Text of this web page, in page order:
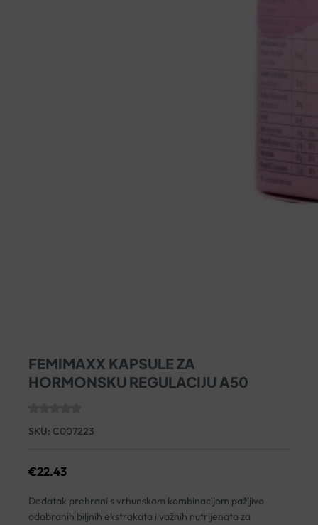
FEMIMAXX KAPSULE ZA
HORMONSKU REGULACIJU A50
SKU: C007223
€22.43
Dodatak prehrani s vrhunskom kombinacijom pažljivo
odabranih biljnih ekstrakata i važnih nutrijenata za